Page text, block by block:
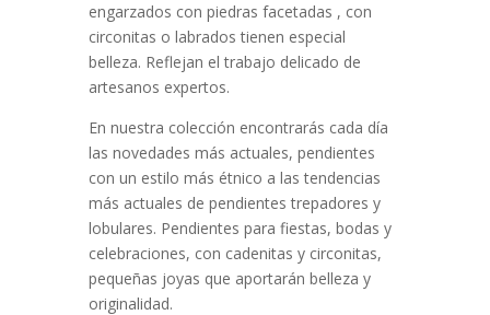
engarzados con piedras facetadas , con
circonitas o labrados tienen especial
belleza. Reflejan el trabajo delicado de
artesanos expertos.
En nuestra colección encontrarás cada día
las novedades más actuales, pendientes
con un estilo más étnico a las tendencias
más actuales de pendientes trepadores y
lobulares. Pendientes para fiestas, bodas y
celebraciones, con cadenitas y circonitas,
pequeñas joyas que aportarán belleza y
originalidad.